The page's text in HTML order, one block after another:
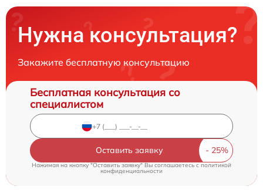
Нужна консультация?
Закажите бесплатную консультацию
Бесплатная консультация со
специалистом
Оставить заявку
Нажимая на кнопку "Оставить заявку" Вы соглашаетесь cполитикой
конфиденциальности